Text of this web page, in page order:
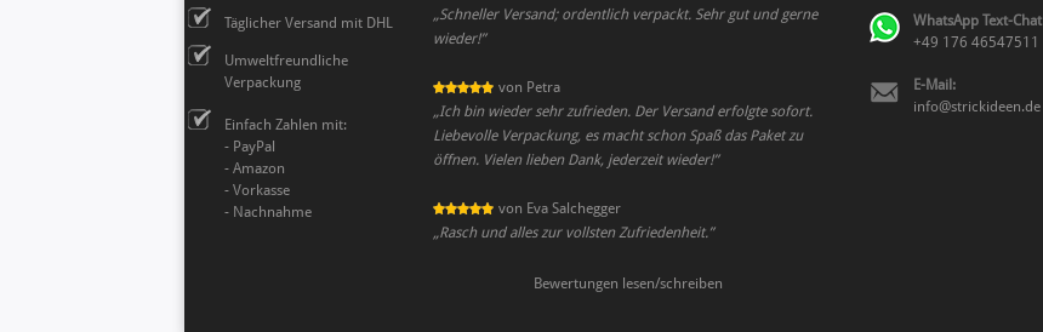
Täglicher Versand mit DHL
Umweltfreundliche
Verpackung
Einfach Zahlen mit:
- PayPal
- Amazon
- Vorkasse
- Nachnahme
„Schneller Versand; ordentlich verpackt. Sehr gut und gerne
wieder!”
von Petra
„Ich bin wieder sehr zufrieden. Der Versand erfolgte sofort.
Liebevolle Verpackung, es macht schon Spaß das Paket zu
öffnen. Vielen lieben Dank, jederzeit wieder!”
von Eva Salchegger
„Rasch und alles zur vollsten Zufriedenheit.”
Bewertungen lesen/schreiben
WhatsApp Text-Chat
+49 176 46547511
E-Mail:
info@strickideen.de